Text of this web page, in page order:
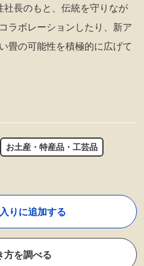
長のもと、伝統を守りなが
ラボレーションしたり、新ア
畳の可能性を積極的に広げて
お土産・特産品・工芸品
りに追加する
方を調べる